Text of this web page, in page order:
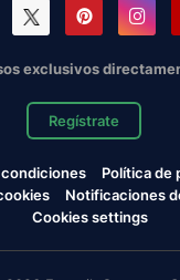
exclusivos
Regístrate
Política de
Notificaciones
Cookies settings